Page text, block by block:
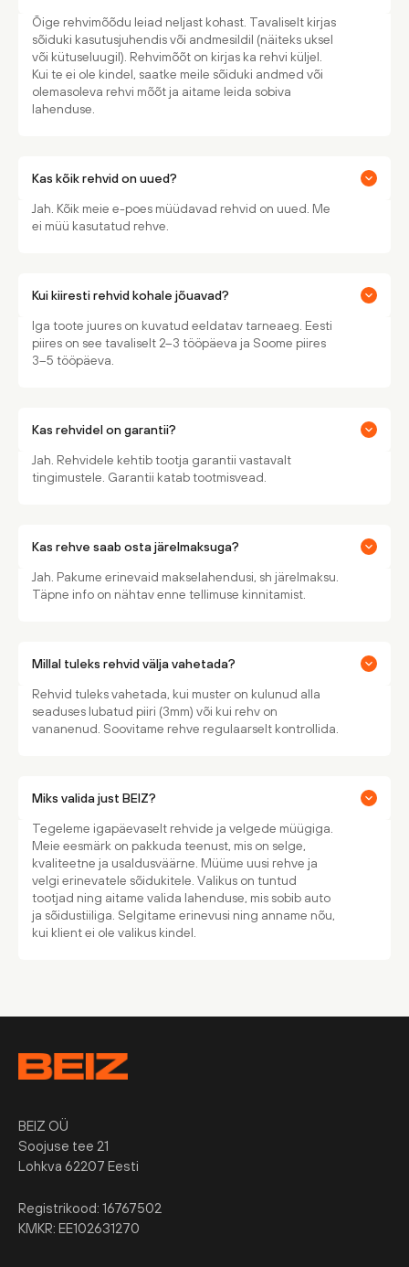
Õige rehvimõõdu leiad neljast kohast. Tavaliselt kirjas
sõiduki kasutusjuhendis või andmesildil (näiteks uksel
või kütuseluugil). Rehvimõõt on kirjas ka rehvi küljel.
Kui te ei ole kindel, saatke meile sõiduki andmed või
olemasoleva rehvi mõõt ja aitame leida sobiva
lahenduse.
Kas kõik rehvid on uued?
Jah. Kõik meie e-poes müüdavad rehvid on uued. Me
ei müü kasutatud rehve.
Kui kiiresti rehvid kohale jõuavad?
Iga toote juures on kuvatud eeldatav tarneaeg. Eesti
piires on see tavaliselt 2–3 tööpäeva ja Soome piires
3–5 tööpäeva.
Kas rehvidel on garantii?
Jah. Rehvidele kehtib tootja garantii vastavalt
tingimustele. Garantii katab tootmisvead.
Kas rehve saab osta järelmaksuga?
Jah. Pakume erinevaid makselahendusi, sh järelmaksu.
Täpne info on nähtav enne tellimuse kinnitamist.
Millal tuleks rehvid välja vahetada?
Rehvid tuleks vahetada, kui muster on kulunud alla
seaduses lubatud piiri (3mm) või kui rehv on
vananenud. Soovitame rehve regulaarselt kontrollida.
Miks valida just BEIZ?
Tegeleme igapäevaselt rehvide ja velgede müügiga.
Meie eesmärk on pakkuda teenust, mis on selge,
kvaliteetne ja usaldusväärne. Müüme uusi rehve ja
velgi erinevatele sõidukitele. Valikus on tuntud
tootjad ning aitame valida lahenduse, mis sobib auto
ja sõidustiiliga. Selgitame erinevusi ning anname nõu,
kui klient ei ole valikus kindel.
BEIZ OÜ
Soojuse tee 21
Lohkva 62207 Eesti
Registrikood: 16767502
KMKR: EE102631270